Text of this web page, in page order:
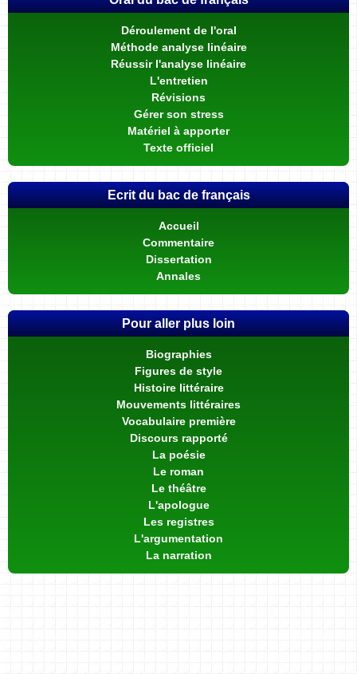
Déroulement de l'oral
Méthode analyse linéaire
Réussir l'analyse linéaire
L'entretien
Révisions
Gérer son stress
Matériel à apporter
Texte officiel
Ecrit du bac de français
Accueil
Commentaire
Dissertation
Annales
Pour aller plus loin
Biographies
Figures de style
Histoire littéraire
Mouvements littéraires
Vocabulaire première
Discours rapporté
La poésie
Le roman
Le théâtre
L'apologue
Les registres
L'argumentation
La narration